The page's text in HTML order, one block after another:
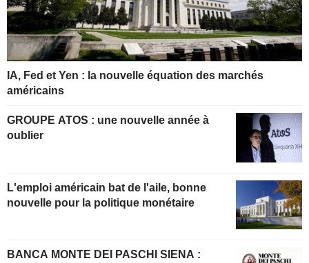
IA, Fed et Yen : la nouvelle équation des marchés
américains
GROUPE ATOS : une nouvelle année à
oublier
L'emploi américain bat de l'aile, bonne
nouvelle pour la politique monétaire
BANCA MONTE DEI PASCHI SIENA :